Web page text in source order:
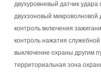
двухуровневый датчик
двухзоновый
контроль включения
контроль нажатия
выключение охраны другим
территориальная зона